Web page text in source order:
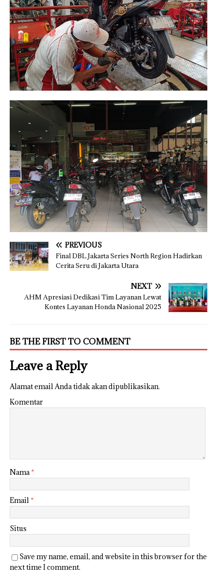
PREVIOUS
Final DBL Jakarta Series North Region Hadirkan
Cerita Seru di Jakarta Utara
NEXT
AHM Apresiasi Dedikasi Tim Layanan Lewat
Kontes Layanan Honda Nasional 2025
BE THE FIRST TO COMMENT
Leave a Reply
Alamat email Anda tidak akan dipublikasikan.
Komentar
Nama*
Email *
Situs
Save my name, email, and website in this browser for the
next time I comment.